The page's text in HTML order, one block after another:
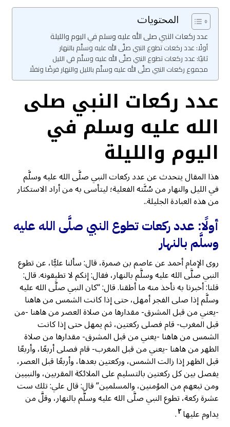
المحتويات
عدد ركعات النبي صلى الله عليه وسلم في اليوم والليلة
أولًا: عدد ركعات تطوع النبي صلَّى الله عليه وسلَّم بالنهار
ثانيًا: عدد ركعات تطوع النبي صلَّى الله عليه وسلَّم في الليل
مجموع ركعات النبي صلَّى الله عليه وسلَّم بالليل والنهار فرضًا ونفلًا
عدد ركعات النبي صلى
الله عليه وسلم في
اليوم والليلة
هذا المقال يتحدث عن عدد ركعات النبي صلَّى الله عليه وسلَّم
في الليل والنهار من سُنَّته الفعلية؛ ليتأسى به من أراد الاستكثار
من هذه العبادة الجليلة..
أولًا: عدد ركعات تطوع النبي صلَّى الله عليه
وسلَّم بالنهار
روى الإمام أحمد عن عاصم بن ضمرة، قال: سألنا عليًّا، عن تطوع
النبي صلَّى الله عليه وسلَّم بالنهار، فقال: إنكم لا تطيقونه. قال:
قلنا: أخبرنا به نأخذ منه ما أطقنا. قال: “كان النبي صلَّى الله عليه
وسلَّم إذا صلى الفجر أمهل، حتى إذا كانت الشمس من هاهنا
-يعني من قبل المشرق- مقدارها من صلاة العصر من هاهنا -من
قبل المغرب- قام فصلى ركعتين، ثم يمهل حتى إذا كانت
الشمس من هاهنا -يعني من قبل المشرق- مقدارها من صلاة
الظهر من هاهنا -يعني من قبل المغرب- قام فصلى أربعًا، وأربعًا
قبل الظهر إذا زالت الشمس، وركعتين بعدها، وأربعًا قبل العصر،
يفصل بين كل ركعتين بالتسليم على الملائكة المقربين، والنبيين
ومن تبعهم من المؤمنين، والمسلمين” قال: قال علي: تلك ست
عشرة ركعة، تطوع النبي صلَّى الله عليه وسلَّم بالنهار، وقلَّ من
يداوم عليها٢.